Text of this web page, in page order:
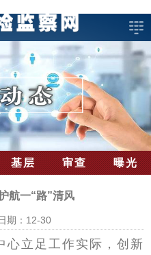
基层 审查 曝光
航一“路”清风
期：12-30
心立足工作实际，创新